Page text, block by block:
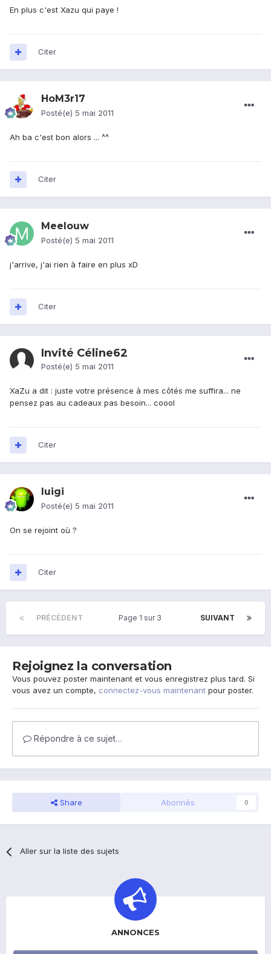
En plus c'est Xazu qui paye !
Citer
HoM3r17
Posté(e) 5 mai 2011
Ah ba c'est bon alors ... ^^
Citer
Meelouw
Posté(e) 5 mai 2011
j'arrive, j'ai rien à faire en plus xD
Citer
Invité Céline62
Posté(e) 5 mai 2011
XaZu a dit : juste votre présence à mes côtés me suffira... ne
pensez pas au cadeaux pas besoin... coool
Citer
luigi
Posté(e) 5 mai 2011
On se rejoint où ?
Citer
PRÉCÉDENT SUIVANT
Page 1 sur 3
Rejoignez la conversation
Vous pouvez poster maintenant et vous enregistrez plus tard. Si
vous avez un compte, connectez-vous maintenant pour poster.
Répondre à ce sujet…
Share Abonnés 0
Aller sur la liste des sujets
ANNONCES